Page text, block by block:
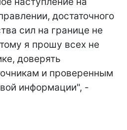
достаточного
сил на границе не
я прошу всех не
доверять
и проверенным
информации", -